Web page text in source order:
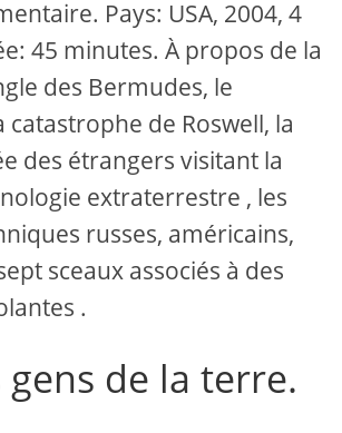
Pays: USA, 2004, 4
45 minutes. À propos de la
des Bermudes, le
catastrophe de Roswell, la
des étrangers visitant la
extraterrestre , les
russes, américains,
sceaux associés à des
.
gens de la terre.